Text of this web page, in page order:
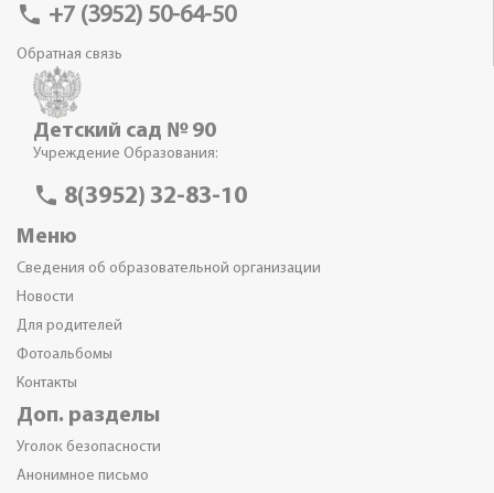
phone +7 (3952) 50-64-50
Обратная связь
Детский сад № 90
Учреждение Образования:
phone 8(3952) 32-83-10
Меню
Сведения об образовательной организации
Новости
Для родителей
Фотоальбомы
Контакты
Доп. разделы
Уголок безопасности
Анонимное письмо